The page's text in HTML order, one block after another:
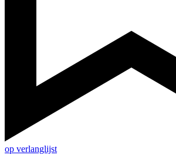
op verlanglijst